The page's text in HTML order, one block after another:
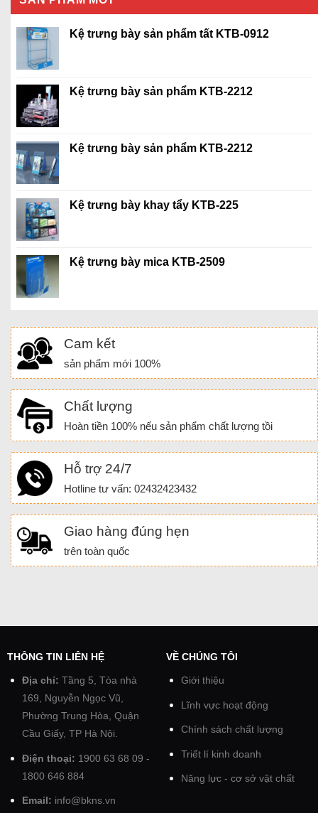
Kệ trưng bày sản phẩm tất KTB-0912
Kệ trưng bày sản phẩm KTB-2212
Kệ trưng bày sản phẩm KTB-2212
Kệ trưng bày khay tẩy KTB-225
Kệ trưng bày mica KTB-2509
Cam kết
sản phẩm mới 100%
Chất lượng
Hoàn tiền 100% nếu sản phẩm chất lượng tồi
Hỗ trợ 24/7
Hotline tư vấn: 02432423432
Giao hàng đúng hẹn
trên toàn quốc
THÔNG TIN LIÊN HỆ
Địa chỉ: Tầng 5, Tòa nhà
169, Nguyễn Ngọc Vũ,
Phường Trung Hòa, Quận
Cầu Giấy, TP Hà Nội.
Điện thoại: 1900 63 68 09 -
1800 646 884
Email: info@bkns.vn
VỀ CHÚNG TÔI
Giới thiệu
Lĩnh vực hoạt động
Chính sách chất lượng
Triết lí kinh doanh
Năng lực - cơ sở vật chất